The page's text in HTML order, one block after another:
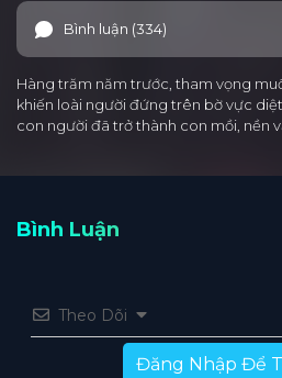
Bình luận (334)
Hàng trăm năm trước, tham vọng
khiến loài người đứng trên bờ vực
con người đã trở thành con mồi, nền
Bình Luận
Theo Dõi
Đăng Nhập Để